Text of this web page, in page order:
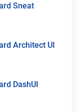
Sneat
Architect UI
DashUI